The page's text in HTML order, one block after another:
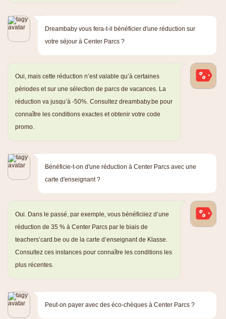
Dreambaby vous fera-t-il bénéficier d'une réduction sur
votre séjour à Center Parcs ?
Oui, mais cette réduction n’est valable qu’à certaines
périodes et sur une sélection de parcs de vacances. La
réduction va jusqu’à -50%. Consultez dreambaby.be pour
connaître les conditions exactes et obtenir votre code
promo.
Bénéficie-t-on d'une réduction à Center Parcs avec une
carte d'enseignant ?
Oui. Dans le passé, par exemple, vous bénéficiiez d’une
réduction de 35 % à Center Parcs par le biais de
teachers’card.be ou de la carte d’enseignant de Klasse.
Consultez ces instances pour connaître les conditions les
plus récentes.
Peut-on payer avec des éco-chèques à Center Parcs ?